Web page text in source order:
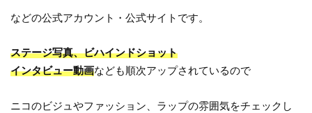
などの公式アカウント・公式サイトです。
ステージ写真、ビハインドショット
インタビュー動画なども順次アップされているので
ニコのビジュやファッション、ラップの雰囲気をチェックし